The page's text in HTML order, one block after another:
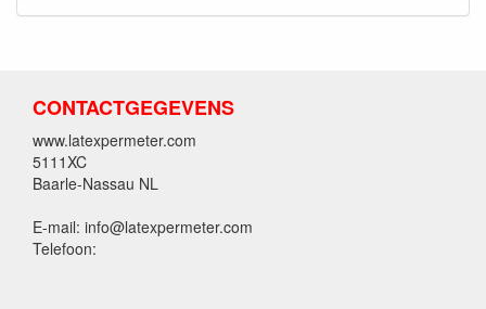
CONTACTGEGEVENS
www.latexpermeter.com
5111XC
Baarle-Nassau NL
E-mail: info@latexpermeter.com
Telefoon: